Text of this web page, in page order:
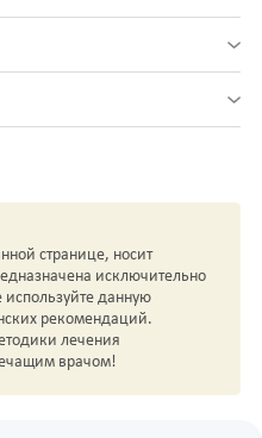
странице, носит
исключительно
данную
рекомендаций.
лечения
врачом!